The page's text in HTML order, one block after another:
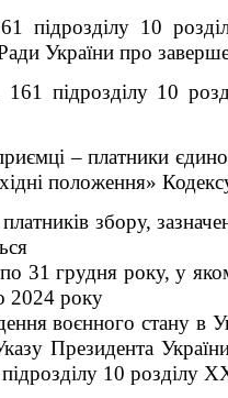
1 підрозділу 10
України про
161
підрозділу 10
– платники
положення»
збору,
31 грудня року, у
2024 року
воєнного стану в
Президента
підрозділу 10 розділу